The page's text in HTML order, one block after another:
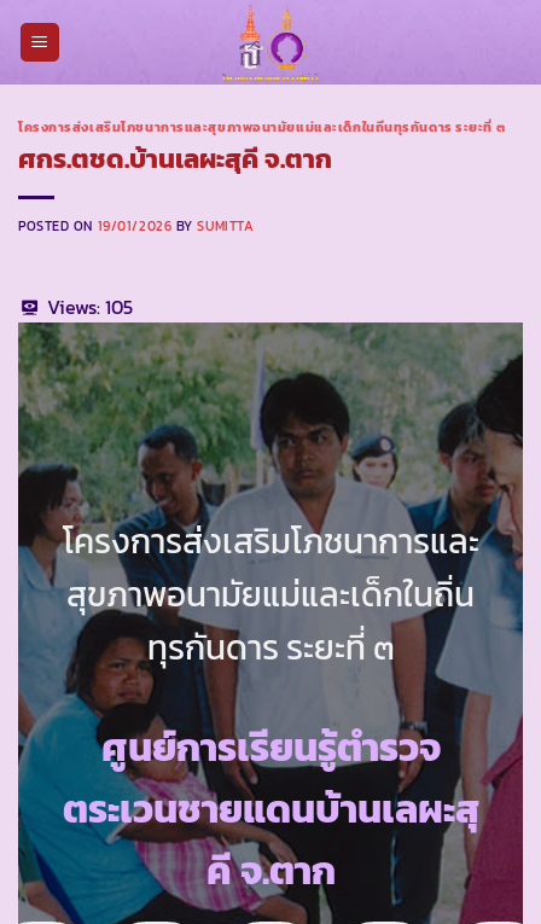
โครงการส่งเสริมโภชนาการและสุขภาพอนามัยแม่และเด็กในถิ่นทุรกันดาร ระยะที่ ๓
ศกร.ตชด.บ้านเลผะสุคี จ.ตาก
POSTED ON 19/01/2026 BYSUMITTA
Views:105
โครงการส่งเสริมโภชนาการและ
สุขภาพอนามัยแม่และเด็กในถิ่น
ทุรกันดาร ระยะที่ ๓
ศูนย์การเรียนรู้ตำรวจ
ตระเวนชายแดนบ้านเลผะสุ
คี จ.ตาก